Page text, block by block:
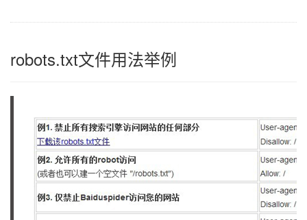
robots.txt文件用法举例